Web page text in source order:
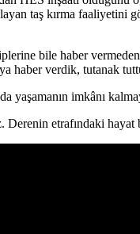
taş kırma
bile haber
haber verdik, tutanak
yaşamanın imkânı
Derenin etrafındaki